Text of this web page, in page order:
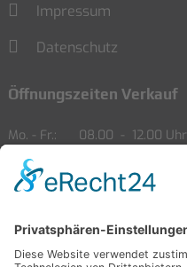
Impressum
Datenschutz
Öffnungszeiten Verkauf
Mo. - Fr. 08.00 - 12.00 Uhr
Sa.
09.00 - 14.00 Uhr
Öffnungszeiten Service